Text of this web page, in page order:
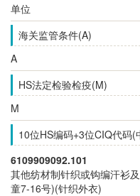
单位
海关监管条件(A)
A
HS法定检验检疫(M)
M
10位HS编码+3位CIQ代码
6109909092.101
其他纺材制针织或钩编汗衫
童7-16号)(针织外衣)